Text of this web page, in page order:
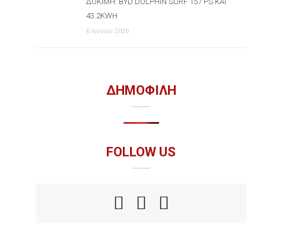
43.2KWH
6 Ιουνίου 2026
ΔΗΜΟΦΙΛΗ
FOLLOW US